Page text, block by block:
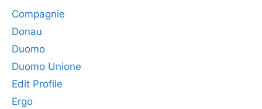
Compagnie
Donau
Duomo
Duomo Unione
Edit Profile
Ergo